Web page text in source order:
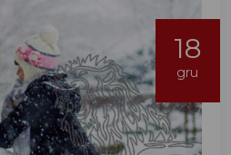
18
gru